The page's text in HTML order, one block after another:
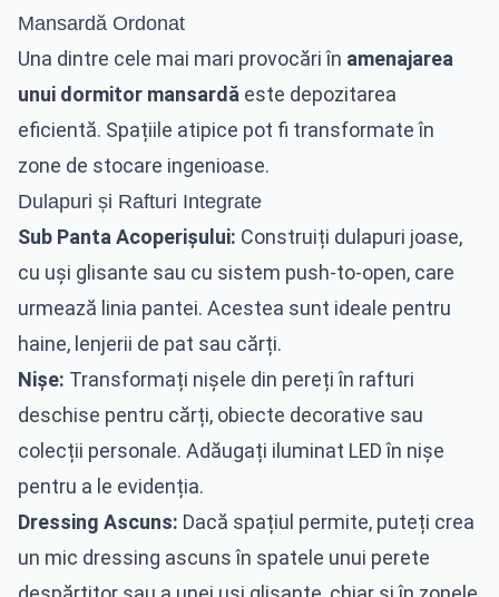
Mansardă Ordonat
Una dintre cele mai mari provocări în amenajarea
unui dormitor mansardă este depozitarea
eficientă. Spațiile atipice pot fi transformate în
zone de stocare ingenioase.
Dulapuri și Rafturi Integrate
Sub Panta Acoperișului: Construiți dulapuri joase,
cu uși glisante sau cu sistem push-to-open, care
urmează linia pantei. Acestea sunt ideale pentru
haine, lenjerii de pat sau cărți.
Nișe: Transformați nișele din pereți în rafturi
deschise pentru cărți, obiecte decorative sau
colecții personale. Adăugați iluminat LED în nișe
pentru a le evidenția.
Dressing Ascuns: Dacă spațiul permite, puteți crea
un mic dressing ascuns în spatele unui perete